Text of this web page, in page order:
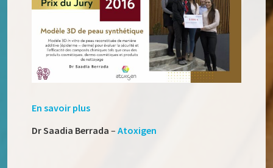
En savoir plus
Dr Saadia Berrada –Atoxigen